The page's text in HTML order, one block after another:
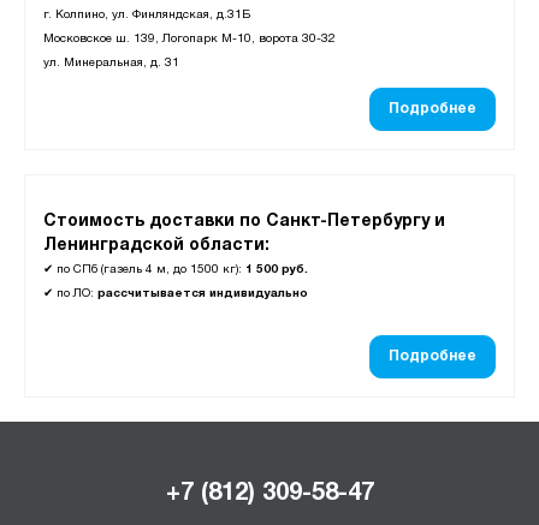
г. Колпино, ул. Финляндская, д.31Б
Московское ш. 139, Логопарк М-10, ворота 30-32
ул. Минеральная, д. 31
Подробнее
Стоимость доставки по Санкт-Петербургу и
Ленинградской области:
✔ по СПб (газель 4 м, до 1500 кг): 1 500 руб.
✔ по ЛО: рассчитывается индивидуально
Подробнее
+7 (812) 309-58-47